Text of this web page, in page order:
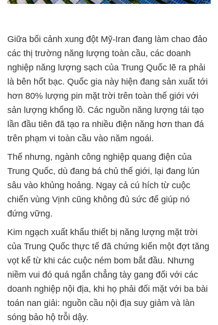
Giữa bối cảnh xung đột Mỹ-Iran đang làm chao đảo
các thị trường năng lượng toàn cầu, các doanh
nghiệp năng lượng sạch của Trung Quốc lẽ ra phải
là bên hốt bạc. Quốc gia này hiện đang sản xuất tới
hơn 80% lượng pin mặt trời trên toàn thế giới với
sản lượng khổng lồ. Các nguồn năng lượng tái tạo
lần đầu tiên đã tạo ra nhiều điện năng hơn than đá
trên phạm vi toàn cầu vào năm ngoái.
Thế nhưng, ngành công nghiệp quang điện của
Trung Quốc, dù đang bá chủ thế giới, lại đang lún
sâu vào khủng hoảng. Ngay cả cú hích từ cuộc
chiến vùng Vịnh cũng không đủ sức để giúp nó
đứng vững.
Kim ngạch xuất khẩu thiết bị năng lượng mặt trời
của Trung Quốc thực tế đã chứng kiến một đợt tăng
vọt kể từ khi các cuộc ném bom bắt đầu. Nhưng
niềm vui đó quá ngắn chẳng tày gang đối với các
doanh nghiệp nội địa, khi họ phải đối mặt với ba bài
toán nan giải: nguồn cầu nội địa suy giảm và làn
sóng bảo hộ trỗi dậy.